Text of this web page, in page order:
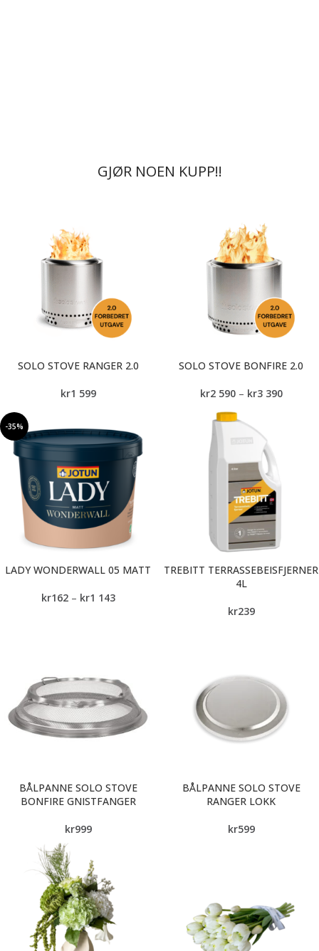
GJØR NOEN KUPP!!
SOLO STOVE RANGER 2.0
kr1 599
SOLO STOVE BONFIRE 2.0
kr2 590 – kr3 390
-35%
LADY WONDERWALL 05 MATT
kr162 – kr1 143
TREBITT TERRASSEBEISFJERNER
4L
kr239
BÅLPANNE SOLO STOVE
BONFIRE GNISTFANGER
kr999
BÅLPANNE SOLO STOVE
RANGER LOKK
kr599